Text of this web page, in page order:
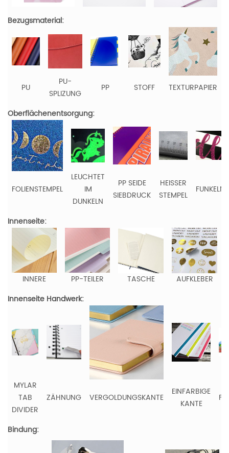
Bezugsmaterial:
PU
PU-
SPLIZUNG
PP STOFF TEXTURPAPIER
Oberflächenentsorgung:
FOLIENSTEMPEL
LEUCHTET
IM
DUNKELN
PP SEIDE
SIEBDRUCK
HEISSER
STEMPEL
FUNKELN
Innenseite:
INNERE PP-TEILER TASCHE
AUFKLEBER
Innenseite Handwerk:
MYLAR
TAB
DIVIDER
ZÄHNUNG VERGOLDUNGSKANTE
EINFARBIGE
KANTE
Bindung: